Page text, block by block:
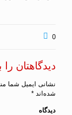
0
دیدگاهتان را
نشانی ایمیل شما
شده‌اند *
دیدگاه